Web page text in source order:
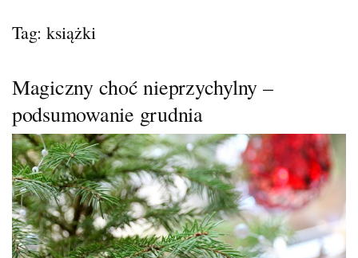
Tag: książki
Magiczny choć nieprzychylny –
podsumowanie grudnia